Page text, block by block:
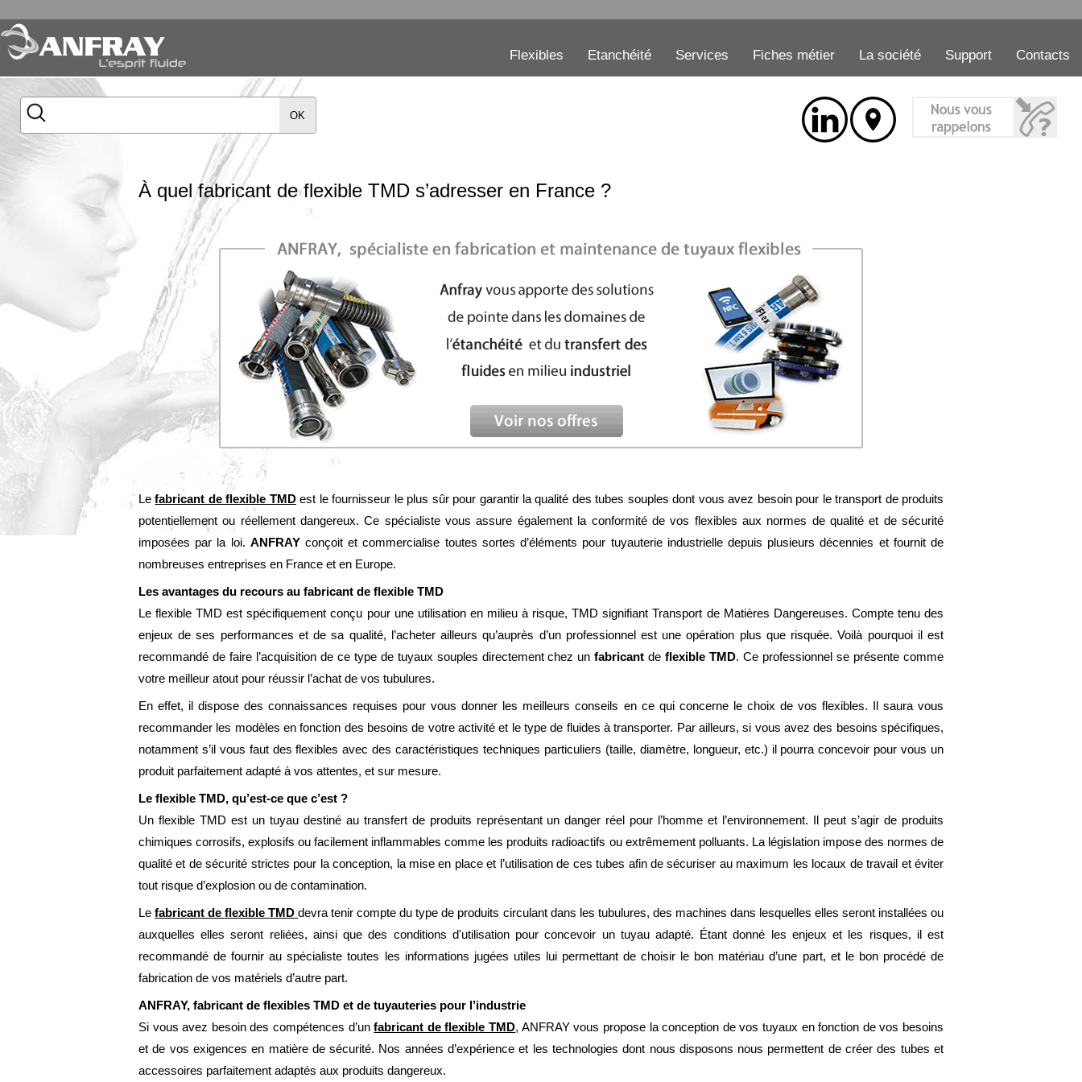
Flexibles Etanchéité Services Fiches métier La société Support Contacts
OK
À quel fabricant de flexible TMD s’adresser en France ?
Lefabricant de flexible TMDest le fournisseur le plus sûr pour garantir la qualité des tubes souples dont vous avez besoin pour le transport de produits
potentiellement ou réellement dangereux. Ce spécialiste vous assure également la conformité de vos flexibles aux normes de qualité et de sécurité
imposées par la loi. ANFRAYconçoit et commercialise toutes sortes d’éléments pour tuyauterie industrielle depuis plusieurs décennies et fournit de
nombreuses entreprises en France et en Europe.
Les avantages du recours au fabricant de flexible TMD
Le flexible TMD est spécifiquement conçu pour une utilisation en milieu à risque, TMD signifiant Transport de Matières Dangereuses. Compte tenu des
enjeux de ses performances et de sa qualité, l’acheter ailleurs qu’auprès d’un professionnel est une opération plus que risquée. Voilà pourquoi il est
recommandé de faire l’acquisition de ce type de tuyaux souples directement chez unfabricant deflexible TMD. Ce professionnel se présente comme
votre meilleur atout pour réussir l’achat de vos tubulures.
En effet, il dispose des connaissances requises pour vous donner les meilleurs conseils en ce qui concerne le choix de vos flexibles. Il saura vous
recommander les modèles en fonction des besoins de votre activité et le type de fluides à transporter. Par ailleurs, si vous avez des besoins spécifiques,
notamment s’il vous faut des flexibles avec des caractéristiques techniques particuliers (taille, diamètre, longueur, etc.) il pourra concevoir pour vous un
produit parfaitement adapté à vos attentes, et sur mesure.
Le flexible TMD, qu’est-ce que c’est ?
Un flexible TMD est un tuyau destiné au transfert de produits représentant un danger réel pour l’homme et l’environnement. Il peut s’agir de produits
chimiques corrosifs, explosifs ou facilement inflammables comme les produits radioactifs ou extrêmement polluants. La législation impose des normes de
qualité et de sécurité strictes pour la conception, la mise en place et l’utilisation de ces tubes afin de sécuriser au maximum les locaux de travail et éviter
tout risque d’explosion ou de contamination.
Lefabricant de flexible TMDdevra tenir compte du type de produits circulant dans les tubulures, des machines dans lesquelles elles seront installées ou
auxquelles elles seront reliées, ainsi que des conditions d'utilisation pour concevoir un tuyau adapté. Étant donné les enjeux et les risques, il est
recommandé de fournir au spécialiste toutes les informations jugées utiles lui permettant de choisir le bon matériau d’une part, et le bon procédé de
fabrication de vos matériels d’autre part.
ANFRAY, fabricant de flexibles TMD et de tuyauteries pour l’industrie
Si vous avez besoin des compétences d’unfabricant de flexible TMD, ANFRAY vous propose la conception de vos tuyaux en fonction de vos besoins
et de vos exigences en matière de sécurité. Nos années d’expérience et les technologies dont nous disposons nous permettent de créer des tubes et
accessoires parfaitement adaptés aux produits dangereux.